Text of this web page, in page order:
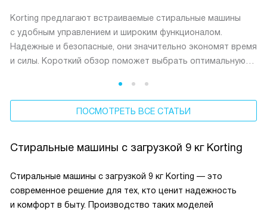
Korting предлагают встраиваемые стиральные машины
с удобным управлением и широким функционалом.
Надежные и безопасные, они значительно экономят время
и силы. Короткий обзор поможет выбрать оптимальную
ПОСМОТРЕТЬ ВСЕ СТАТЬИ
Стиральные машины с загрузкой 9 кг Korting
Стиральные машины с загрузкой 9 кг Korting — это
современное решение для тех, кто ценит надежность
и комфорт в быту. Производство таких моделей